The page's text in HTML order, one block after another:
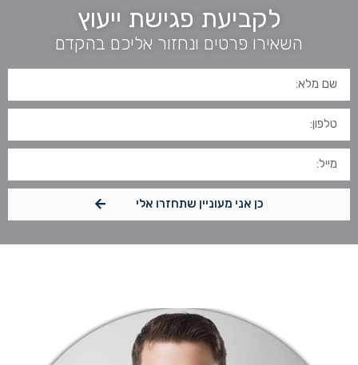
לקביעת פגישת ייעוץ
השאירו פרטים ונחזור אליכם בהקדם
כן אני מעוניין שתחזרו אלי